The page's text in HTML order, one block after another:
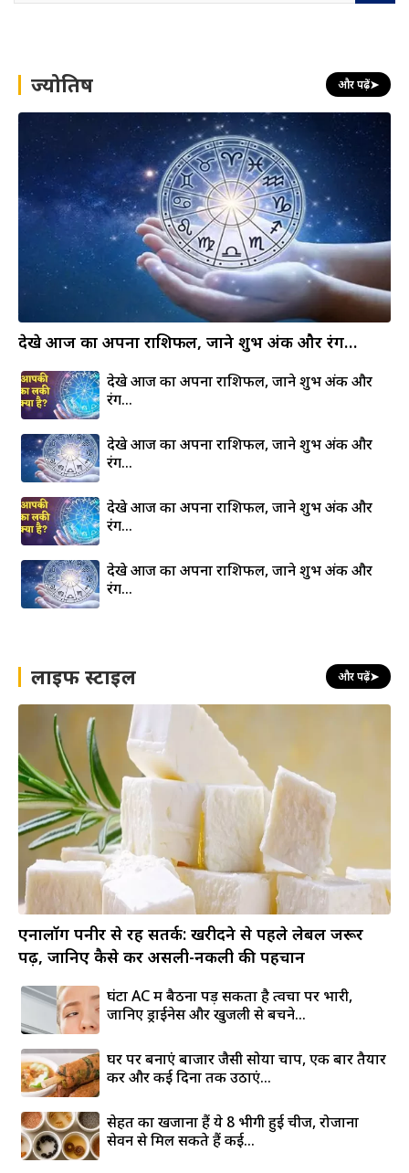
h ज्योतिष और पढ़ें➤
देखे आज का अपना राशिफल, जाने शुभ अंक और रंग…
देखे आज का अपना राशिफल, जाने शुभ अंक और
रंग…
देखे आज का अपना राशिफल, जाने शुभ अंक और
रंग…
देखे आज का अपना राशिफल, जाने शुभ अंक और
रंग…
देखे आज का अपना राशिफल, जाने शुभ अंक और
रंग…
लाइफ स्टाइल और पढ़ें➤
एनालॉग पनीर से रहें सतर्क: खरीदने से पहले लेबल जरूर
पढ़ें, जानिए कैसे करें असली-नकली की पहचान
घंटों AC में बैठना पड़ सकता है त्वचा पर भारी,
जानिए ड्राईनेस और खुजली से बचने...
घर पर बनाएं बाजार जैसी सोया चाप, एक बार तैयार
करें और कई दिनों तक उठाएं...
सेहत का खजाना हैं ये 8 भीगी हुई चीजें, रोजाना
सेवन से मिल सकते हैं कई...